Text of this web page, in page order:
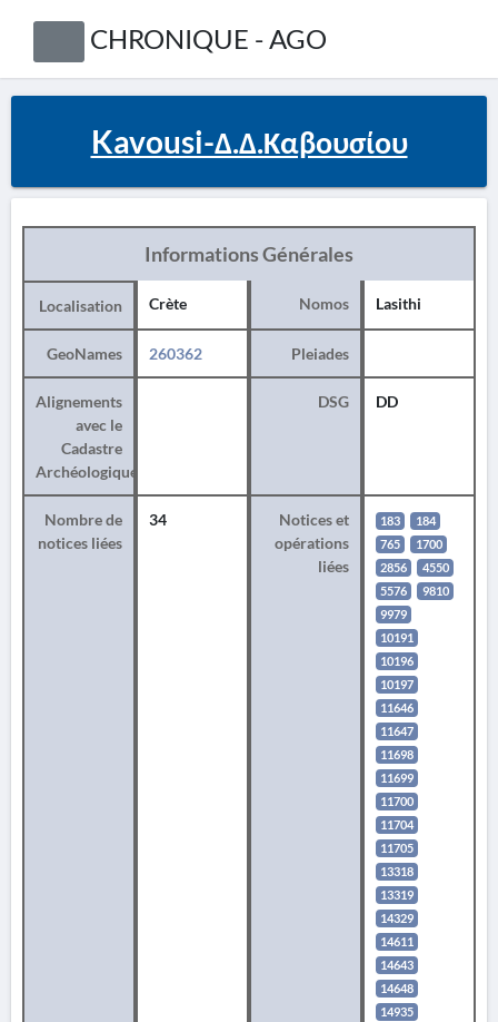
CHRONIQUE - AGO
Kavousi-Δ.Δ.Καβουσίου
Informations Générales
Localisation Crète Nomos Lasithi
GeoNames 260362 Pleiades
Alignements
avec le
Cadastre
Archéologique
DSG DD
Nombre de
notices liées
34
Notices et
opérations
liées
183
184
765
1700
2856
4550
5576
9810
9979
10191
10196
10197
11646
11647
11698
11699
11700
11704
11705
13318
13319
14329
14611
14643
14648
14935